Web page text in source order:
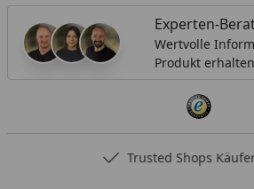
Experten-
Wertvolle
Produkt
Trusted Shops